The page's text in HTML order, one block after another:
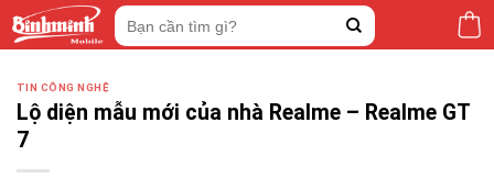
Tìm
kiếm:
TIN CÔNG NGHỆ
Lộ diện mẫu mới của nhà Realme – Realme GT
7